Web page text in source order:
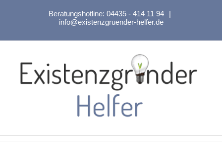
Beratungshotline: 04435 - 414 11 94
|
info@existenzgruender-helfer.de